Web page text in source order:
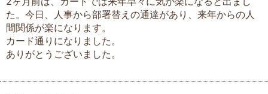
た。今日、人事から部署替えの通達があり、来年からの人
間関係が楽になります。
カード通りになりました。
ありがとうございました。